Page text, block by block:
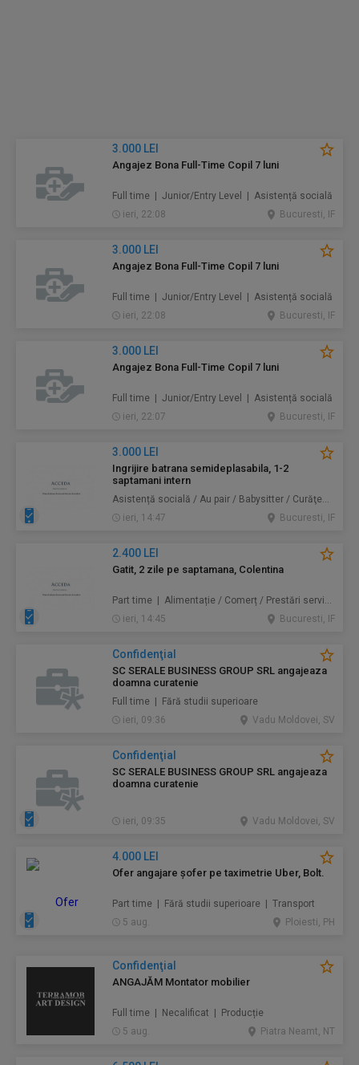
3.000 LEI
Angajez Bona Full-Time Copil 7 luni
Full time | Junior/Entry Level | Asistență socială
ieri, 22:08
Bucuresti, IF
3.000 LEI
Angajez Bona Full-Time Copil 7 luni
Full time | Junior/Entry Level | Asistență socială
ieri, 22:08
Bucuresti, IF
3.000 LEI
Angajez Bona Full-Time Copil 7 luni
Full time | Junior/Entry Level | Asistență socială
ieri, 22:07
Bucuresti, IF
3.000 LEI
Ingrijire batrana semideplasabila, 1-2
saptamani intern
Asistență socială / Au pair / Babysitter / Curăţenie / Prestări servicii
ieri, 14:47
Bucuresti, IF
2.400 LEI
Gatit, 2 zile pe saptamana, Colentina
Part time | Alimentație / Comerț / Prestări servicii
ieri, 14:45
Bucuresti, IF
Confidenţial
SC SERALE BUSINESS GROUP SRL angajeaza
doamna curatenie
Full time | Fără studii superioare
ieri, 09:36
Vadu Moldovei, SV
Confidenţial
SC SERALE BUSINESS GROUP SRL angajeaza
doamna curatenie
ieri, 09:35 Vadu Moldovei, SV
4.000 LEI
Ofer angajare șofer pe taximetrie Uber, Bolt.
Part time | Fără studii superioare | Transport
5 aug.
Ploiesti, PH
Confidenţial
ANGAJĂM Montator mobilier
Full time | Necalificat | Producție
5 aug.
Piatra Neamt, NT